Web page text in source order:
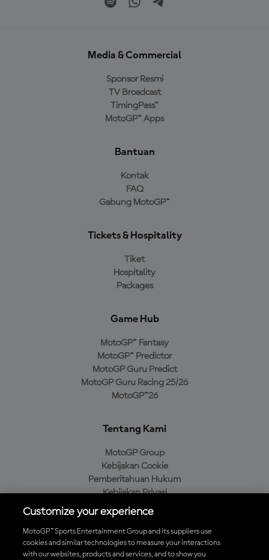
Media & Commercial
Sponsor Resmi
TV Broadcast
TimingPass™
MotoGP™ Apps
Bantuan
Kontak
FAQ
Gabung MotoGP™
Tickets & Hospitality
Tiket
Hospitality
Packages
Game Hub
MotoGP™ Fantasy
MotoGP™ Predictor
MotoGP Guru Predict
MotoGP Guru Racing 25/26
MotoGP™26
Tentang Kami
MotoGP Group
Kebijakan Cookie
Pemberitahuan Hukum
Kebijakan Privasi
Kebijakan Pembelian
Unduh Aplikasi Resmi MotoGP™
Customize your experience
MotoGP™ Sports Entertainment Group and its suppliers use
cookies and similar technologies to measure your interactions
with our websites, products and services, and to show you